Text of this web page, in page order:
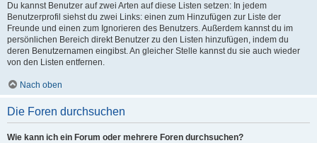
Du kannst Benutzer auf zwei Arten auf diese Listen setzen: In jedem
Benutzerprofil siehst du zwei Links: einen zum Hinzufügen zur Liste der
Freunde und einen zum Ignorieren des Benutzers. Außerdem kannst du im
persönlichen Bereich direkt Benutzer zu den Listen hinzufügen, indem du
deren Benutzernamen eingibst. An gleicher Stelle kannst du sie auch wieder
von den Listen entfernen.
Nach oben
Die Foren durchsuchen
Wie kann ich ein Forum oder mehrere Foren durchsuchen?